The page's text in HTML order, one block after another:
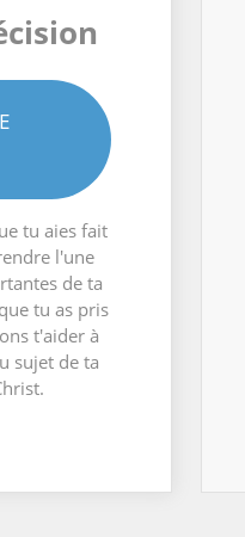
tu aies fait
l'une
de ta
tu as pris
t'aider à
sujet de ta